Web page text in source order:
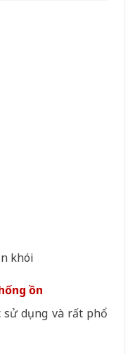
khói
ồn
dụng và rất phổ